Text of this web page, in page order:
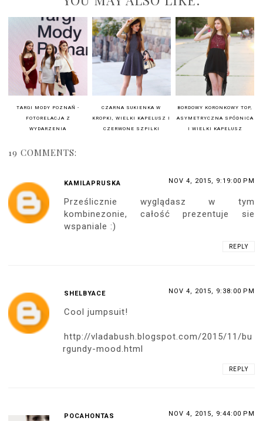
TARGI MODY POZNAŃ -
FOTORELACJA Z
WYDARZENIA
CZARNA SUKIENKA W
KROPKI, WIELKI KAPELUSZ I
CZERWONE SZPILKI
BORDOWY KORONKOWY TOP,
ASYMETRYCZNA SPÓDNICA
I WIELKI KAPELUSZ
19 COMMENTS:
KAMILAPRUSKA NOV 4, 2015, 9:19:00 PM
Prześlicznie wyglądasz w tym
kombinezonie, całość prezentuje sie
wspaniale :)
REPLY
SHELBYACE NOV 4, 2015, 9:38:00 PM
Cool jumpsuit!
http://vladabush.blogspot.com/2015/11/bu
rgundy-mood.html
REPLY
POCAHONTAS NOV 4, 2015, 9:44:00 PM